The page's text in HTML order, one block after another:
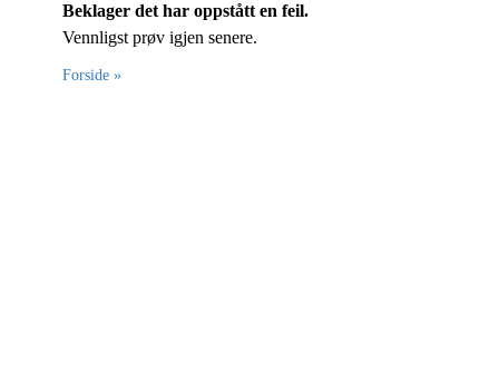
Beklager det har oppstått en feil.
Vennligst prøv igjen senere.
Forside »